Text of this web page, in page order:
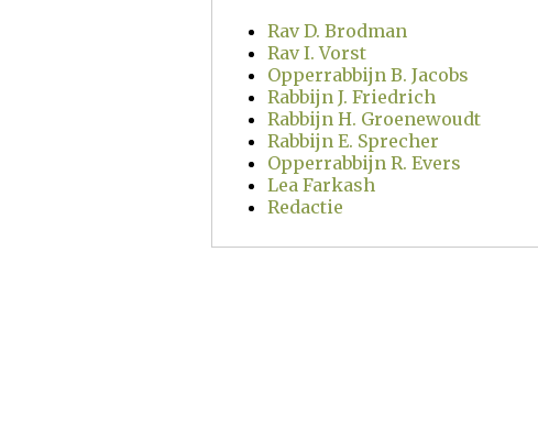
Rav D. Brodman
Rav I. Vorst
Opperrabbijn B. Jacobs
Rabbijn J. Friedrich
Rabbijn H. Groenewoudt
Rabbijn E. Sprecher
Opperrabbijn R. Evers
Lea Farkash
Redactie